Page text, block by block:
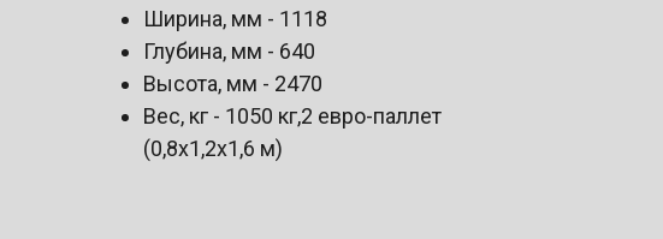
Ширина, мм - 1118
Глубина, мм - 640
Высота, мм - 2470
Вес, кг - 1050 кг,2 евро-паллет
(0,8х1,2х1,6 м)